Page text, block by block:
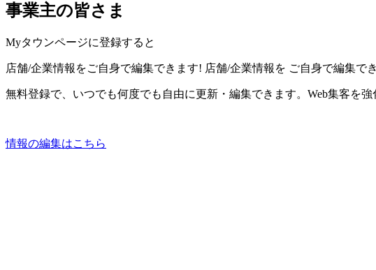
事業主の皆さま
Myタウンページに登録すると
店舗/企業情報をご自身で編集できます! 店舗/企業情報を ご自身で編集で
無料登録で、いつでも何度でも自由に更新・編集できます。Web集客を強
情報の編集はこちら